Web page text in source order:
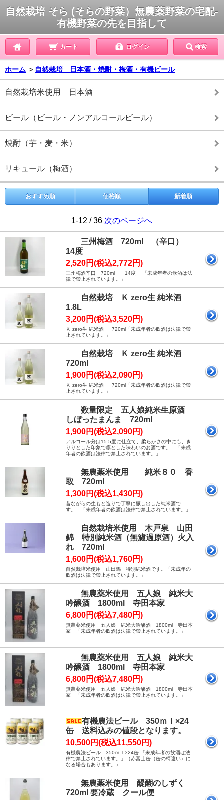
自然栽培 そら (そらの野菜）無農薬野菜の宅配-
有機野菜の先を目指して
カート ログイン 検索
ホーム ＞ 自然栽培 日本酒・焼酎・梅酒・有機ビール
自然栽培米使用 日本酒
ビール（ビール・ノンアルコールビール）
焼酎（芋・麦・米）
リキュール（梅酒）
おすすめ順 価格順 新着順
1-12 / 36 次のページへ
三州梅酒 720ml （辛口）
14度
2,520円(税込2,772円)
三州梅酒辛口 720ml 14度 「未成年者の飲酒は法
律で禁止されています。」
自然栽培 Ｋ zero生 純米酒
1.8L
3,200円(税込3,520円)
Ｋ zero生 純米酒 720ml「未成年者の飲酒は法律で禁
止されています。」
自然栽培 Ｋ zero生 純米酒
720ml
1,900円(税込2,090円)
Ｋ zero生 純米酒 720ml「未成年者の飲酒は法律で禁
止されています。」
数量限定 五人娘純米生原酒
しぼったまんま 720ml
1,900円(税込2,090円)
アルコール分は15.5度に仕立て、柔らかさの中にも、き
りりとした印象で凛とした味わいのお酒です。 「未成
年者の飲酒は法律で禁止されています。」
無農薬米使用 純米８０ 香
取 720ml
1,300円(税込1,430円)
昔ながらの生もと造りで丁寧に醸し出した純米酒で
す。 「未成年者の飲酒は法律で禁止されています。」
自然栽培米使用 木戸泉 山田
錦 特別純米酒（無濾過原酒）火入
れ 720ml
1,600円(税込1,760円)
自然栽培米使用 山田錦 特別純米酒です。「未成年の
飲酒は法律で禁止されています。」
無農薬米使用 五人娘 純米大
吟醸酒 1800ml 寺田本家
6,800円(税込7,480円)
無農薬米使用 五人娘 純米大吟醸酒 1800ml 寺田本
家 「未成年者の飲酒は法律で禁止されています。」
無農薬米使用 五人娘 純米大
吟醸酒 1800ml 寺田本家
6,800円(税込7,480円)
無農薬米使用 五人娘 純米大吟醸酒 1800ml 寺田本
家 「未成年者の飲酒は法律で禁止されています。」
有機農法ビール 350ｍｌ×24
缶 送料込みの値段となります。
10,500円(税込11,550円)
有機農法ビール 350ｍｌ×24缶 「未成年者の飲酒は法
律で禁止されています。」（赤富士缶（缶の柄違い）に
なる場合もあります。）
無農薬米使用 醍醐のしずく
720ml 要冷蔵 クール便